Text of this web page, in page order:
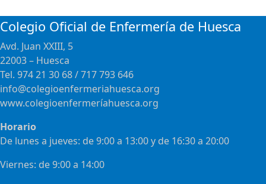
Colegio Oficial de Enfermería de Huesca
Avd. Juan XXIII, 5
22003 – Huesca
Tel. 974 21 30 68 / 717 793 646
info@colegioenfermeriahuesca.org
www.colegioenfermeríahuesca.org
Horario
De lunes a jueves: de 9:00 a 13:00 y de 16:30 a 20:00
Viernes: de 9:00 a 14:00